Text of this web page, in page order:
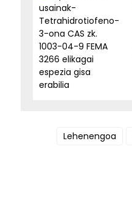
Lehenengoa